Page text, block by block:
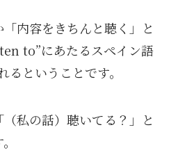
「内容をきちんと聴く」と
to”にあたるスペイン語
ということです。
私の話）聴いてる？」と